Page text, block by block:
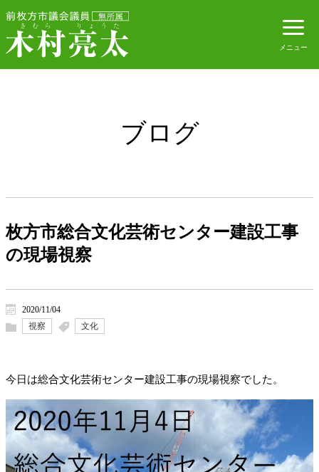
ブログ
枚方市総合文化芸術センター建設工事
の現場視察
2020/11/04
視察
文化
今日は総合文化芸術センター建設工事の現場視察でした。